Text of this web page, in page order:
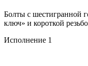
Болты с шестигранной
ключ» и короткой
Исполнение 1